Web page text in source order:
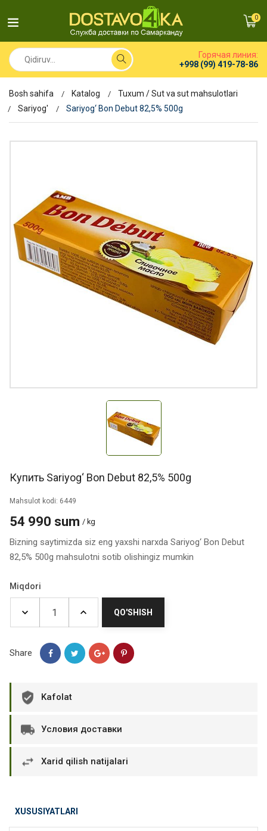
0
Горячая линия:
+998 (99) 419-78-86
Bosh sahifa Katalog
Tuxum / Sut va sut mahsulotlari
Sariyog'
Sariyog‘ Bon Debut 82,5% 500g
Купить Sariyog‘ Bon Debut 82,5% 500g
Mahsulot kodi: 6449
54 990 sum / kg
Bizning saytimizda siz eng yaxshi narxda Sariyog‘ Bon Debut
82,5% 500g mahsulotni sotib olishingiz mumkin
Miqdori
QO'SHISH
Share
Kafolat
Условия доставки
Xarid qilish natijalari
XUSUSIYATLARI